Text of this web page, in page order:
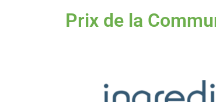
Prix de la